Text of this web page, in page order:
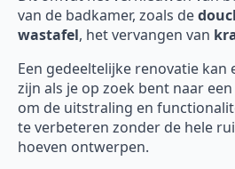
van de badkamer, zoals de
wastafel, het vervangen van
Een gedeeltelijke renovatie kan
zijn als je op zoek bent naar een
om de uitstraling en
te verbeteren zonder de hele
hoeven ontwerpen.